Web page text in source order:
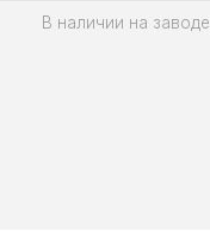
В наличии на заводе